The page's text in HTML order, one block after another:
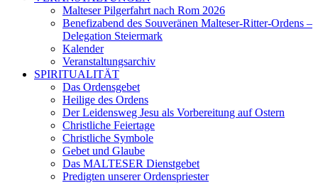
Malteser Pilgerfahrt nach Rom 2026
Benefizabend des Souveränen Malteser-Ritter-Ordens –
Delegation Steiermark
Kalender
Veranstaltungsarchiv
SPIRITUALITÄT
Das Ordensgebet
Heilige des Ordens
Der Leidensweg Jesu als Vorbereitung auf Ostern
Christliche Feiertage
Christliche Symbole
Gebet und Glaube
Das MALTESER Dienstgebet
Predigten unserer Ordenspriester